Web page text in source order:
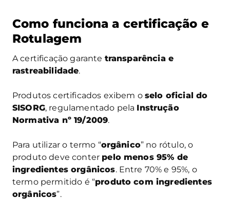
Como funciona a certificação e
Rotulagem
A certificação garante transparência e
rastreabilidade.
Produtos certificados exibem o selo oficial do
SISORG, regulamentado pela Instrução
Normativa nº 19/2009.
Para utilizar o termo “orgânico” no rótulo, o
produto deve conter pelo menos 95% de
ingredientes orgânicos. Entre 70% e 95%, o
termo permitido é “produto com ingredientes
orgânicos”.